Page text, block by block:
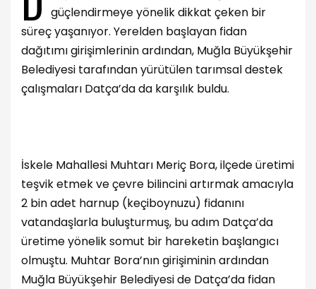
güçlendirmeye yönelik dikkat çeken bir
süreç yaşanıyor. Yerelden başlayan fidan
dağıtımı girişimlerinin ardından, Muğla Büyükşehir
Belediyesi tarafından yürütülen tarımsal destek
çalışmaları Datça’da da karşılık buldu.
İskele Mahallesi Muhtarı Meriç Bora, ilçede üretimi
teşvik etmek ve çevre bilincini artırmak amacıyla
2 bin adet harnup (keçiboynuzu) fidanını
vatandaşlarla buluşturmuş, bu adım Datça’da
üretime yönelik somut bir hareketin başlangıcı
olmuştu. Muhtar Bora’nın girişiminin ardından
Muğla Büyükşehir Belediyesi de Datça’da fidan